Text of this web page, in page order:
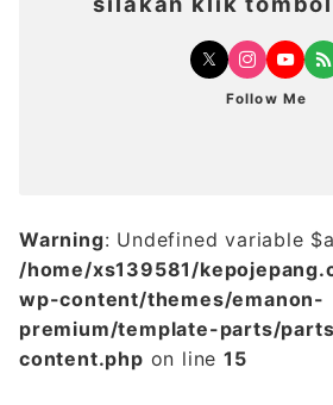
Follow Me
Warning: Undefined variable
/home/xs139581/
wp-content/themes/emanon-
premium/template-parts/
content.php on line15